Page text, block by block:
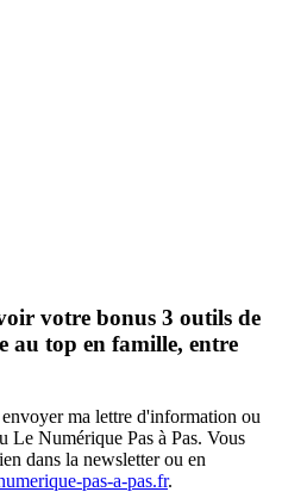
votre bonus 3 outils de
au top en famille, entre
ma lettre d'information ou
Le Numérique Pas à Pas. Vous
dans la newsletter ou en
pas-a-pas.fr.